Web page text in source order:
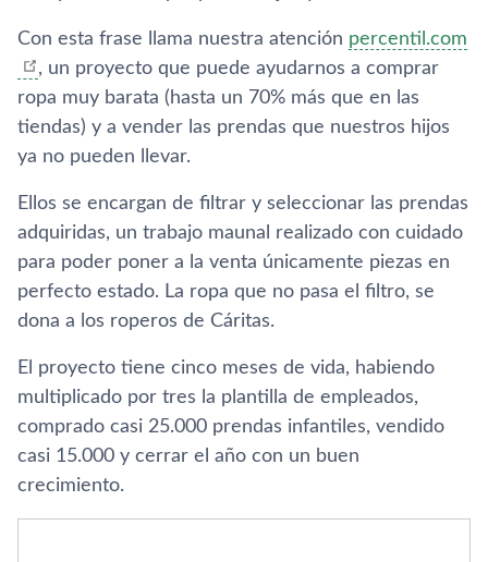
Con esta frase llama nuestra atención percentil.com
, un proyecto que puede ayudarnos a comprar
ropa muy barata (hasta un 70% más que en las
tiendas) y a vender las prendas que nuestros hijos
ya no pueden llevar.
Ellos se encargan de filtrar y seleccionar las prendas
adquiridas, un trabajo maunal realizado con cuidado
para poder poner a la venta únicamente piezas en
perfecto estado. La ropa que no pasa el filtro, se
dona a los roperos de Cáritas.
El proyecto tiene cinco meses de vida, habiendo
multiplicado por tres la plantilla de empleados,
comprado casi 25.000 prendas infantiles, vendido
casi 15.000 y cerrar el año con un buen
crecimiento.